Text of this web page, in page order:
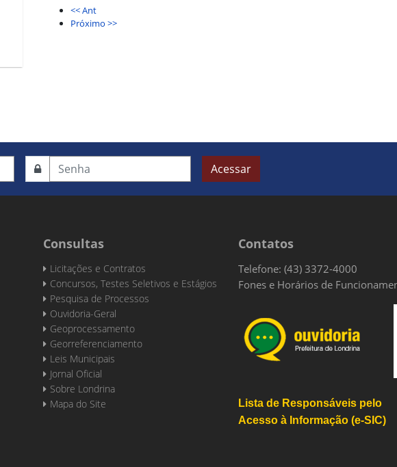
<< Ant
Próximo >>
Acessar
Consultas
Licitações e Contratos
Concursos, Testes Seletivos e Estágios
Pesquisa de Processos
Ouvidoria-Geral
Geoprocessamento
Georreferenciamento
Leis Municipais
Jornal Oficial
Sobre Londrina
Mapa do Site
Contatos
Telefone: (43) 3372-4000
Fones e Horários de
Lista de Responsáveis pelo
Acesso à Informação (e-SIC)